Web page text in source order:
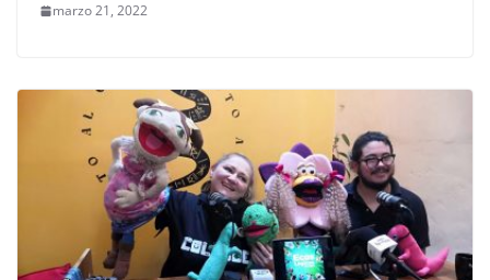
marzo 21, 2022